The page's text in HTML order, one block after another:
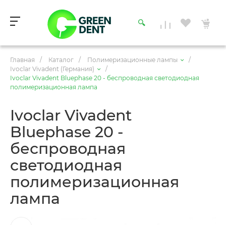
Главная / Каталог / Полимеризационные лампы
/
Ivoclar Vivadent (Германия)
/
Ivoclar Vivadent Bluephase 20 - беспроводная светодиодная
полимеризационная лампа
Ivoclar Vivadent
Bluephase 20 -
беспроводная
светодиодная
полимеризационная
лампа